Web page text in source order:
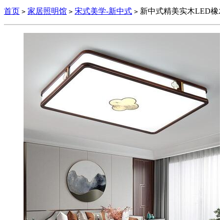
首页 > 家居照明馆 > 宋式美学-新中式 > 新中式精美实木LED橡